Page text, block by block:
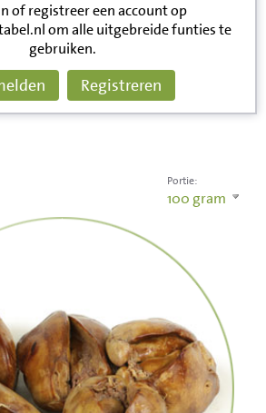
of registreer een account op
om alle uitgebreide funties te
gebruiken.
Registreren
Portie:
100 gram